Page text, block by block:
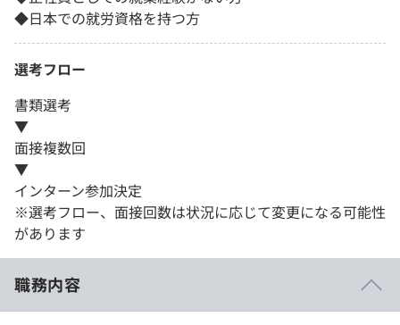
◆日本での就労資格を持つ方
選考フロー
書類選考
▼
面接複数回
▼
インターン参加決定
※選考フロー、面接回数は状況に応じて変更になる可能性
があります
職務内容